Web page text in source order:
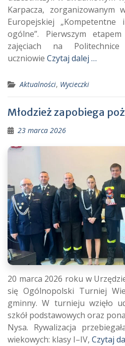
Karpacza,
Europejskiej „Kompetentne
ogólne”. Pierwszym
zajęciach na
uczniowie Czytaj dalej …
Aktualności, Wycieczki
Młodzież zapobiega
23 marca 2026
20 marca 2026 roku w
się Ogólnopolski Turniej
gminny. W turnieju wzięło
szkół podstawowych oraz
Nysa. Rywalizacja
wiekowych: klasy I–IV, Czytaj